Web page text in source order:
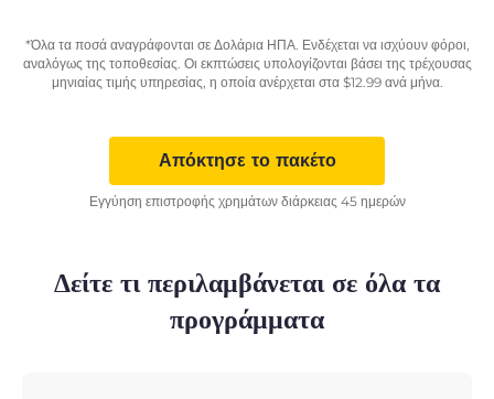
*Όλα τα ποσά αναγράφονται σε Δολάρια ΗΠΑ. Ενδέχεται να ισχύουν φόροι,
αναλόγως της τοποθεσίας. Οι εκπτώσεις υπολογίζονται βάσει της τρέχουσας
μηνιαίας τιμής υπηρεσίας, η οποία ανέρχεται στα $12.99ανά μήνα.
Απόκτησε το πακέτο
Εγγύηση επιστροφής χρημάτων διάρκειας 45 ημερών
Δείτε τι περιλαμβάνεται σε όλα τα
προγράμματα